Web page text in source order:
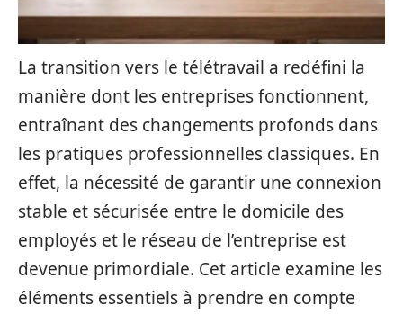
La transition vers le télétravail a redéfini la
manière dont les entreprises fonctionnent,
entraînant des changements profonds dans
les pratiques professionnelles classiques. En
effet, la nécessité de garantir une connexion
stable et sécurisée entre le domicile des
employés et le réseau de l’entreprise est
devenue primordiale. Cet article examine les
éléments essentiels à prendre en compte